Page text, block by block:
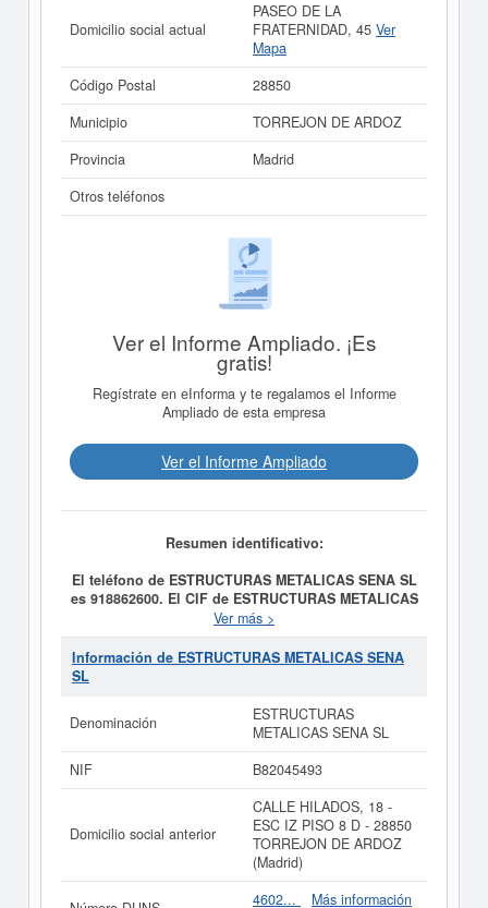
Domicilio social actual
PASEO DE LA
FRATERNIDAD, 45 Ver
Mapa
Código Postal
28850
Municipio
TORREJON DE ARDOZ
Provincia
Madrid
Otros teléfonos
Ver el Informe Ampliado. ¡Es
gratis!
Regístrate en eInforma y te regalamos el Informe
Ampliado de esta empresa
Ver el Informe Ampliado
Resumen identificativo:
El teléfono de ESTRUCTURAS METALICAS SENA SL
es 918862600. El CIF de ESTRUCTURAS METALICAS
SENA SL es B82045493.La finalidad de la empresa
ESTRUCTURAS METALICAS SENA SLes
CERRAJERIA, CARPINTERIA METALICA,
COMPRAVENTA DE METALES NO PRECIOSOS,
DESGUACE DE MAQUINARIA Y VEHICULOS. y fue
dentro de la categoría 2513 - Fabricación de estructuras
construcción industrializada. La empresa
ESTRUCTURAS METALICAS SENA SLse clasifica
dentro del Sistema Internacional de Clasificación en la
actividad 34410000. Esta empresa acumula un total de
1.443 consultas en eInforma. La última consulta se ha
producido el 07/08/2026. Para saber a qué tipo de
Ver más >
Información de ESTRUCTURAS METALICAS SENA
SL
Denominación
ESTRUCTURAS
METALICAS SENA SL
NIF
B82045493
Domicilio social anterior
CALLE HILADOS, 18 -
ESC IZ PISO 8 D - 28850
TORREJON DE ARDOZ
(Madrid)
4602...
Más información